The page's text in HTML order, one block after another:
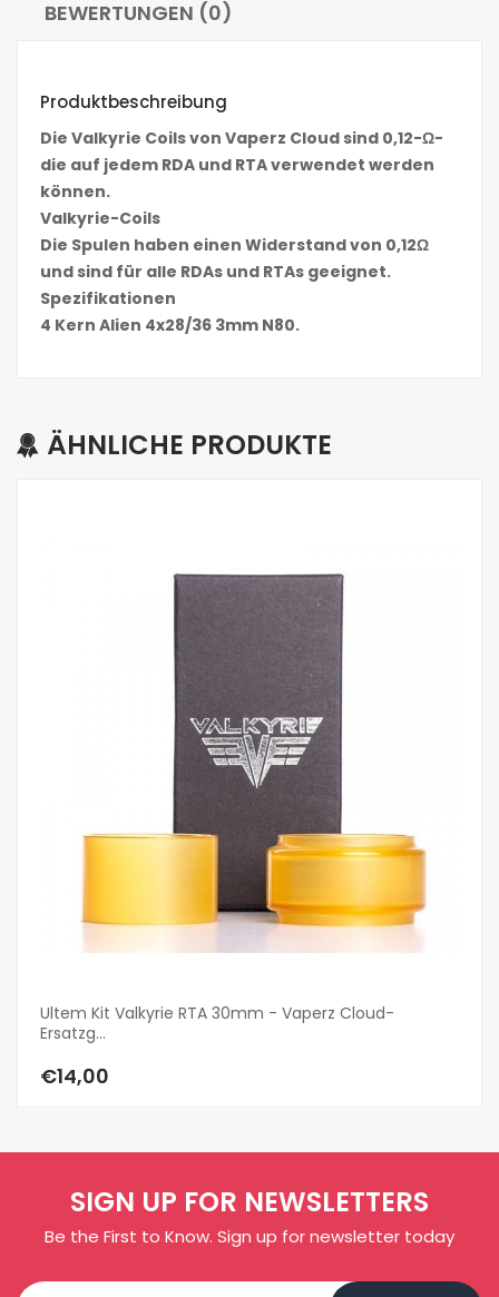
BEWERTUNGEN (0)
Produktbeschreibung
Die Valkyrie Coils von Vaperz Cloud sind 0,12-Ω-
die auf jedem RDA und RTA verwendet werden
können.
Valkyrie-Coils
Die Spulen haben einen Widerstand von 0,12Ω
und sind für alle RDAs und RTAs geeignet.
Spezifikationen
4 Kern Alien 4x28/36 3mm N80.
ÄHNLICHE PRODUKTE
Ultem Kit Valkyrie RTA 30mm - Vaperz Cloud-
Ersatzg...
€14,00
SIGN UP FOR NEWSLETTERS
Be the First to Know. Sign up for newsletter today